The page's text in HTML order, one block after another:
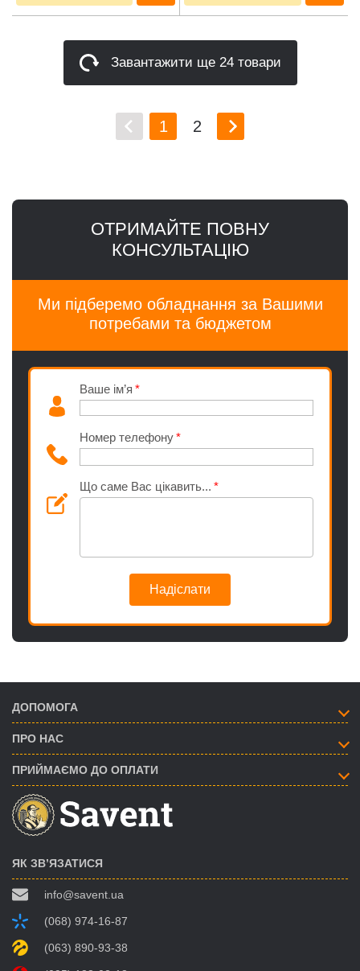
Завантажити ще 24 товари
1 2
ОТРИМАЙТЕ ПОВНУ
КОНСУЛЬТАЦІЮ
Ми підберемо обладнання за Вашими
потребами та бюджетом
Ваше ім’я
Номер телефону
Що саме Вас цікавить...
Надіслати
ДОПОМОГА
ПРО НАС
ПРИЙМАЄМО ДО ОПЛАТИ
ЯК ЗВ’ЯЗАТИСЯ
info@savent.ua
(068) 974-16-87
(063) 890-93-38